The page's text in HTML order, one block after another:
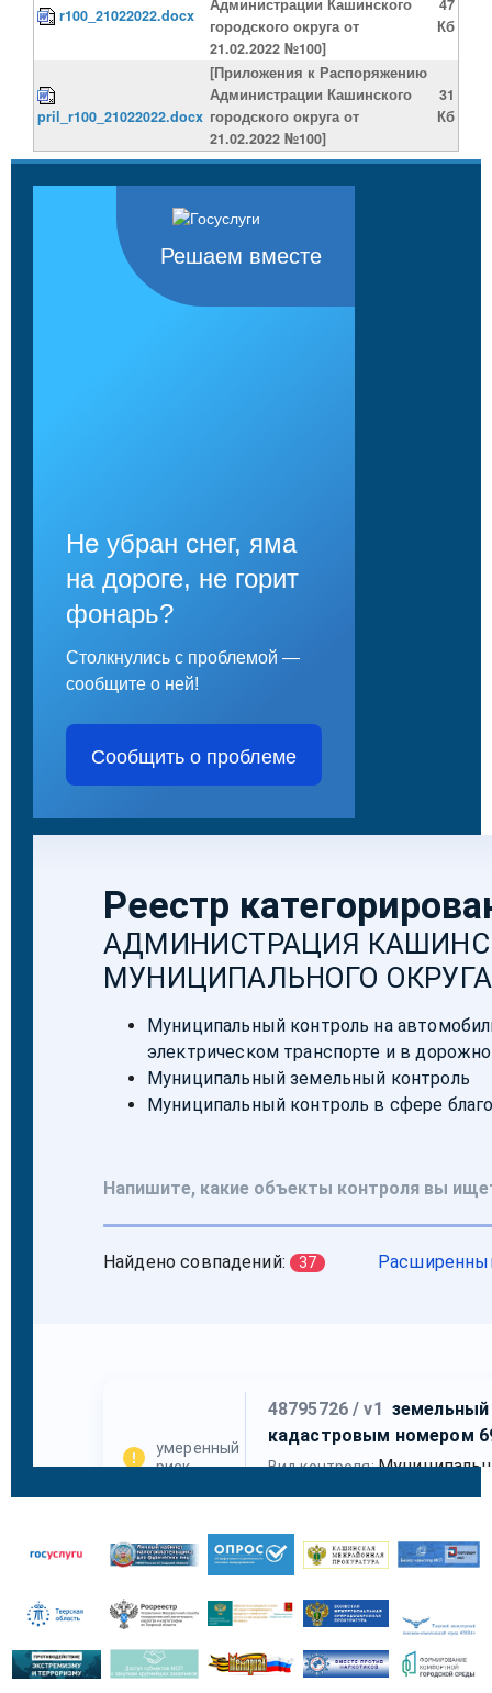
r100_21022022.docx
Администрации Кашинского
городского округа от
21.02.2022 №100]
47
Кб
pril_r100_21022022.docx
[Приложения к Распоряжению
Администрации Кашинского
городского округа от
21.02.2022 №100]
31
Кб
Решаем вместе
Не убран снег, яма
на дороге, не горит
фонарь?
Столкнулись с проблемой —
сообщите о ней!
Сообщить о проблеме